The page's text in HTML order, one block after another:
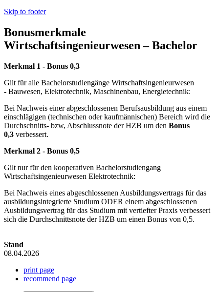
Skip to footer
Bonusmerkmale
Wirtschaftsingenieurwesen – Bachelor
Merkmal 1 - Bonus 0,3
Gilt für alle Bachelorstudiengänge Wirtschaftsingenieurwesen
- Bauwesen, Elektrotechnik, Maschinenbau, Energietechnik:
Bei Nachweis einer abgeschlossenen Berufsausbildung aus einem
einschlägigen (technischen oder kaufmännischen) Bereich wird die
Durchschnitts- bzw, Abschlussnote der HZB um den Bonus
0,3 verbessert.
Merkmal 2 - Bonus 0,5
Gilt nur für den kooperativen Bachelorstudiengang
Wirtschaftsingenieurwesen Elektrotechnik:
Bei Nachweis eines abgeschlossenen Ausbildungsvertrags für das
ausbildungsintegrierte Studium ODER einem abgeschlossenen
Ausbildungsvertrag für das Studium mit vertiefter Praxis verbessert
sich die Durchschnittsnote der HZB um einen Bonus von 0,5.
Stand
08.04.2026
print page
recommend page